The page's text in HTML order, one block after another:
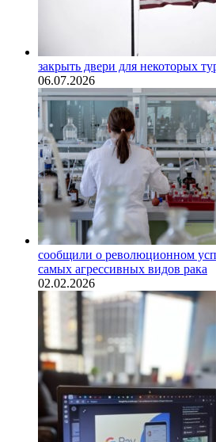
закрыть двери для некоторых
06.07.2026
сообщили о революционном
самых агрессивных видов рака
02.02.2026